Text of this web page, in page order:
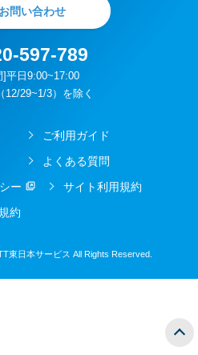
お問い合わせ
597-789
]平日9:00~17:00
29~1/3）を除く
ご利用ガイド
よくある質問
ー
サイト利用規約
約
東日本サービス All Rights Reserved.